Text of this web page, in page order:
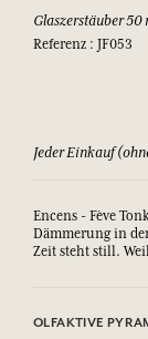
Glaszerstäuber 50
Referenz : JF053
Sehen Sie sich
Encens - Fève
Dämmerung in
Zeit steht still.
OLFAKTIVE